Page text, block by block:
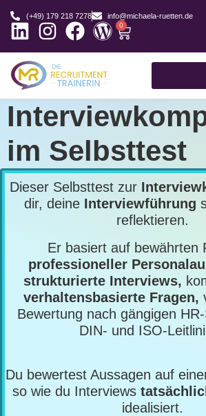
(+49) 179 218 7278 info@michaela-ruetten.de
0
im Selbsttest
Dieser Selbsttest zur
dir, deine Interviewführung
reflektieren.
Er basiert auf bewährten
professioneller
strukturierte Interviews,
verhaltensbasierte Fragen,
Bewertung nach gängigen
DIN- und ISO-
Du bewertest Aussagen auf
so wie du Interviews
idealisiert.